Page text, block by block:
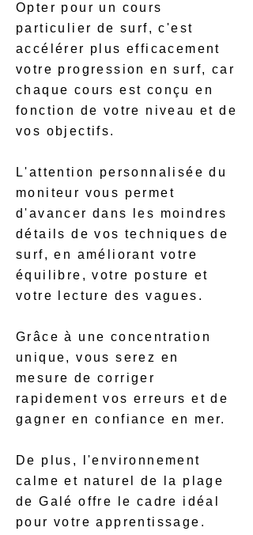
Opter pour un cours
particulier de surf, c'est
accélérer plus efficacement
votre progression en surf, car
chaque cours est conçu en
fonction de votre niveau et de
vos objectifs.
L'attention personnalisée du
moniteur vous permet
d'avancer dans les moindres
détails de vos techniques de
surf, en améliorant votre
équilibre, votre posture et
votre lecture des vagues.
Grâce à une concentration
unique, vous serez en
mesure de corriger
rapidement vos erreurs et de
gagner en confiance en mer.
De plus, l'environnement
calme et naturel de la plage
de Galé offre le cadre idéal
pour votre apprentissage.